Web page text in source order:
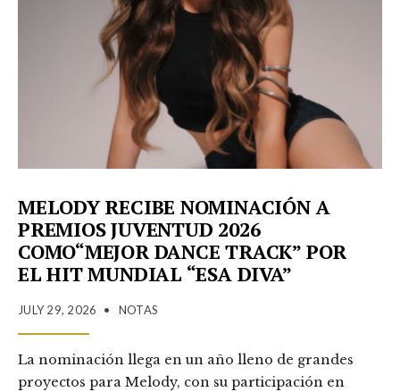
MELODY RECIBE NOMINACIÓN A
PREMIOS JUVENTUD 2026
COMO“MEJOR DANCE TRACK” POR
EL HIT MUNDIAL “ESA DIVA”
JULY 29, 2026 • NOTAS
La nominación llega en un año lleno de grandes
proyectos para Melody, con su participación en